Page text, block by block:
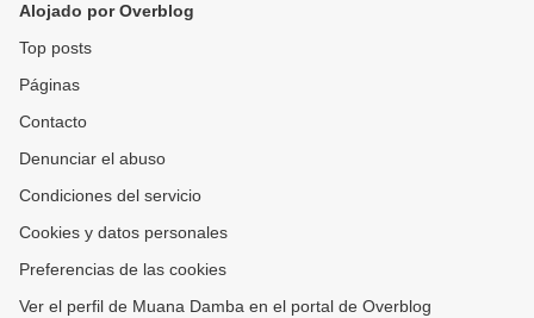
Alojado por Overblog
Top posts
Páginas
Contacto
Denunciar el abuso
Condiciones del servicio
Cookies y datos personales
Preferencias de las cookies
Ver el perfil de Muana Damba en el portal de Overblog